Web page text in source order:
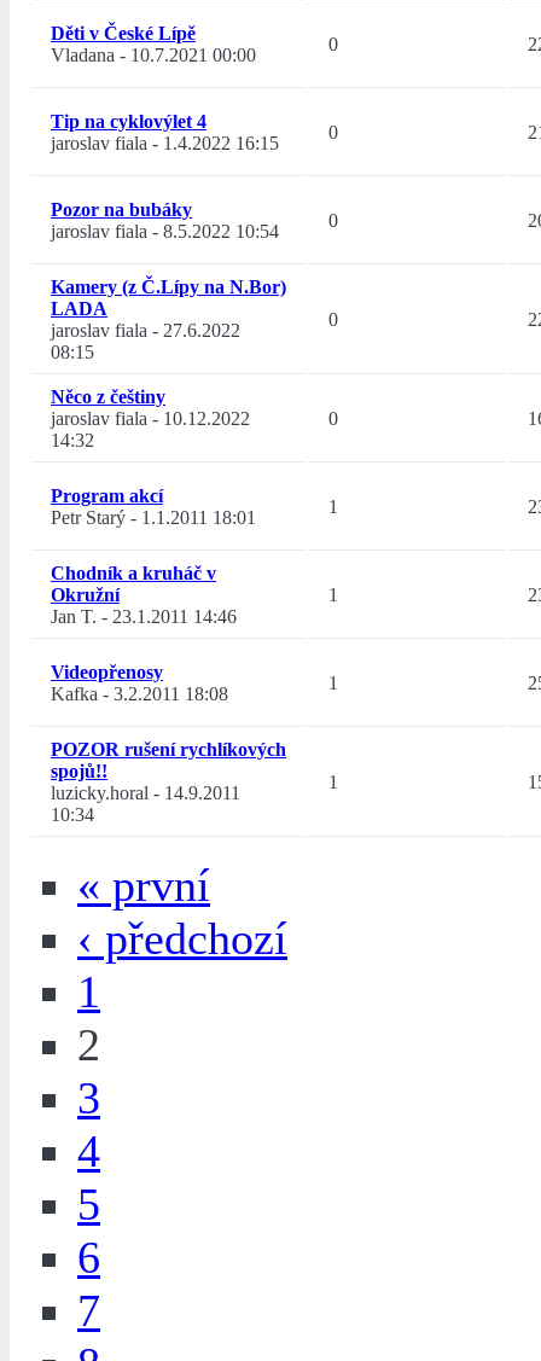
Děti v České Lípě
Vladana - 10.7.2021 00:00
0
Tip na cyklovýlet 4
jaroslav fiala - 1.4.2022 16:15
0
Pozor na bubáky
jaroslav fiala - 8.5.2022 10:54
0
Kamery (z Č.Lípy na N.Bor)
LADA
jaroslav fiala - 27.6.2022
08:15
0
Něco z češtiny
jaroslav fiala - 10.12.2022
14:32
0
Program akcí
Petr Starý - 1.1.2011 18:01
1
Chodník a kruháč v
Okružní
Jan T. - 23.1.2011 14:46
1
Videopřenosy
Kafka - 3.2.2011 18:08
1
POZOR rušení rychlíkových
spojů!!
luzicky.horal - 14.9.2011
10:34
1
« první
‹ předchozí
1
2
3
4
5
6
7